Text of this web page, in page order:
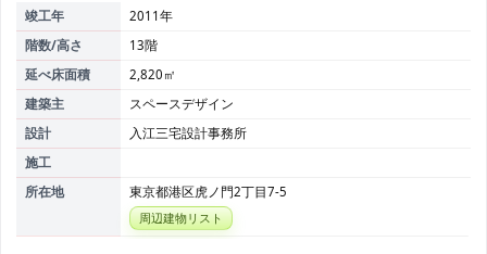
竣工年
2011年
階数/高さ
13階
延べ床面積
2,820㎡
建築主
スペースデザイン
設計
入江三宅設計事務所
施工
所在地
東京都港区虎ノ門2丁目7-5
周辺建物リスト